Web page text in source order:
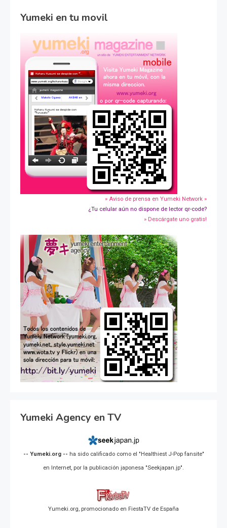
Yumeki en tu movil
» Aviso de prensa en Yumeki Network »
¿Tu celular aún no dispone de lector qr-code?
» Descárgate uno gratis!
Yumeki Agency en TV
-- Yumeki.org -- ha sido calificado como el "Healthiest J-Pop fansite"
en Internet, por la publicación japonesa "Seekjapan.jp".
Yumeki.org, promocionado en FiestaTV de España